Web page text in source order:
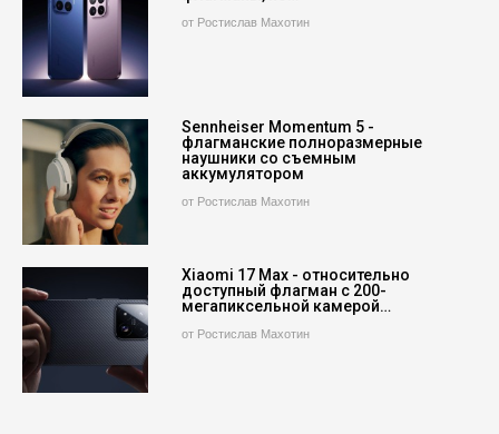
от Ростислав Махотин
Sennheiser Momentum 5 -
флагманские полноразмерные
наушники со съемным
аккумулятором
от Ростислав Махотин
Xiaomi 17 Max - относительно
доступный флагман с 200-
мегапиксельной камерой…
от Ростислав Махотин